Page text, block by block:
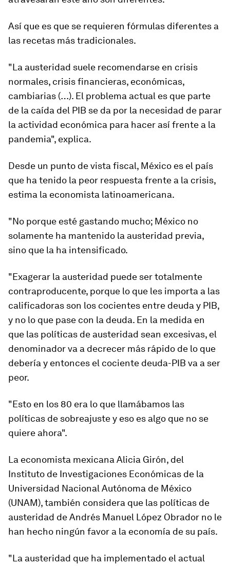
Así que es que se requieren fórmulas diferentes a
las recetas más tradicionales.
"La austeridad suele recomendarse en crisis
normales, crisis financieras, económicas,
cambiarias (…). El problema actual es que parte
de la caída del PIB se da por la necesidad de parar
la actividad económica para hacer así frente a la
pandemia", explica.
Desde un punto de vista fiscal, México es el país
que ha tenido la peor respuesta frente a la crisis,
estima la economista latinoamericana.
"No porque esté gastando mucho; México no
solamente ha mantenido la austeridad previa,
sino que la ha intensificado.
"Exagerar la austeridad puede sertotalmente
contraproducente, porque lo que les importa a las
calificadoras son los cocientes entre deuda y PIB,
y no lo que pase con la deuda. En la medida en
que las políticas de austeridad sean excesivas, el
denominador va a decrecer más rápido de lo que
debería y entonces el cociente deuda-PIB va a ser
peor.
"Esto en los 80 era lo que llamábamos las
políticas de sobreajuste y eso es algo que no se
quiere ahora".
La economista mexicana Alicia Girón, del
Instituto de Investigaciones Económicas de la
Universidad Nacional Autónoma de México
(UNAM), también considera que las políticas de
austeridad de Andrés Manuel López Obrador no le
han hecho ningún favor a la economía de su país.
"La austeridad que ha implementado el actual